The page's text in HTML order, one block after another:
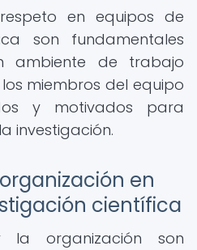
en equipos de
son fundamentales
ambiente de trabajo
miembros del equipo
y motivados para
investigación.
en
científica
la organización son